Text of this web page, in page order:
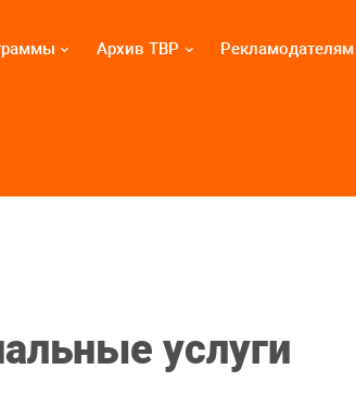
Архив ТВР Рекламодателям
услуги